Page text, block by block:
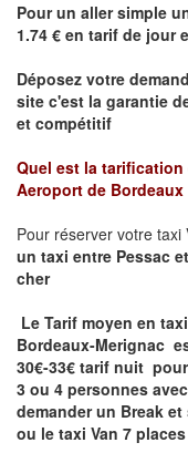
Pour un aller simple
1.74 € en tarif de jour
Déposez votre
site c'est la garantie
et compétitif
Quel est la
Aeroport de Bordeaux
Pour réserver votre taxi
un taxi entre Pessac
cher
Le Tarif moyen en
Bordeaux-Merignac
30€-33€ tarif nuit
3 ou 4 personnes
demander un Break
ou le taxi Van 7 places